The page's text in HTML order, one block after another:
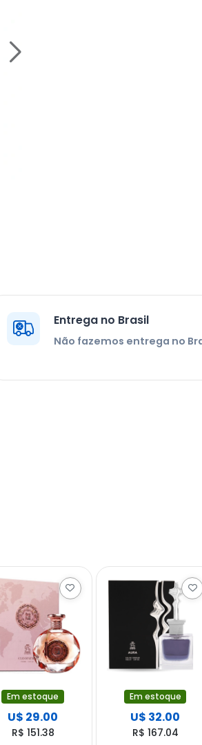
Entrega no Brasil
Não fazemos entrega no
Em estoque
U$ 29.00
R$ 151.38
Em estoque
U$ 32.00
R$ 167.04